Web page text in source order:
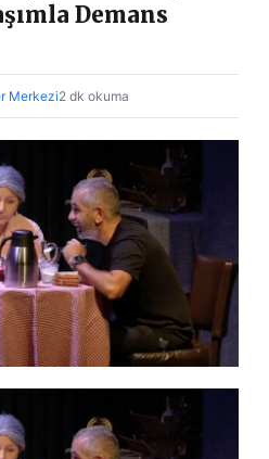
Demans
Merkezi2 dk okuma